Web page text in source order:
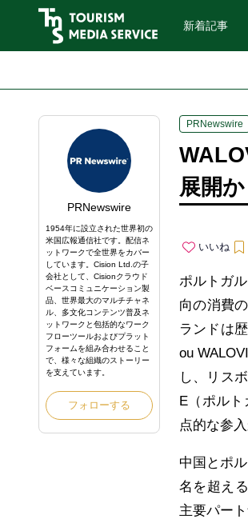
新着記事
PRNewswire
1954年に設立された世界初の
米国広報通信社です。配信ネ
ットワークで全世界をカバー
しています。Cision Ltd.の子
会社として、Cisionクラウド
ベースコミュニケーション製
品、世界最大のマルチチャネ
ル、多文化コンテンツ普及ネ
ットワークと包括的なワーク
フローツールおよびプラット
フォームを組み合わせること
で、様々な組織のストーリー
を支えています。
フォローする
PRNewswire
展開
いいね
ポルトガ
向の消費
ランドは
ou
し、リス
E（ポル
点的な参
中国とポ
名を超え
主要パー